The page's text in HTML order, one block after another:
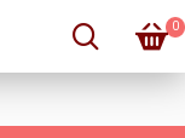
0